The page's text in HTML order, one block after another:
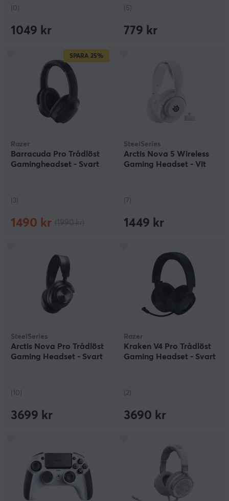
(0)
1049 kr
(5)
779 kr
SPARA 25%
Razer
Barracuda Pro Trådlöst
Gamingheadset - Svart
(3)
1490 kr
SteelSeries
Arctis Nova 5 Wireless
Gaming Headset - Vit
(7)
1449 kr
SteelSeries
Arctis Nova Pro Trådlöst
Gaming Headset - Svart
(10)
3699 kr
Razer
Kraken V4 Pro Trådlöst
Gaming Headset - Svart
(2)
3690 kr